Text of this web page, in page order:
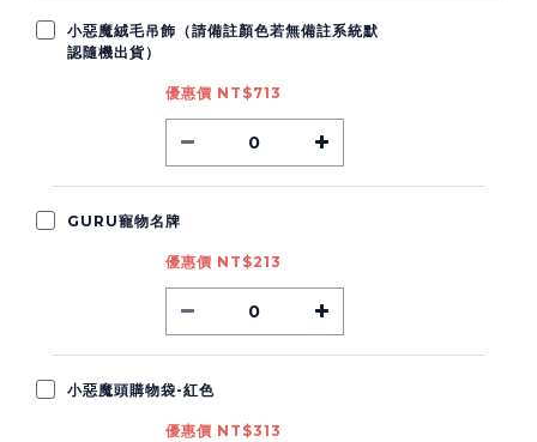
小惡魔絨毛吊飾（請備註顏色若無備註系統默
認隨機出貨）
優惠價 NT$713
GURU寵物名牌
優惠價 NT$213
小惡魔頭購物袋-紅色
優惠價 NT$313